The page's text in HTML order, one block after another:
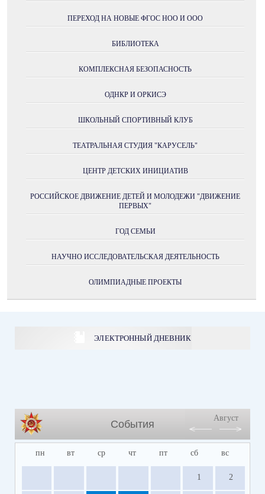
ПЕРЕХОД НА НОВЫЕ ФГОС НОО И ООО
БИБЛИОТЕКА
КОМПЛЕКСНАЯ БЕЗОПАСНОСТЬ
ОДНКР И ОРКИСЭ
ШКОЛЬНЫЙ СПОРТИВНЫЙ КЛУБ
ТЕАТРАЛЬНАЯ СТУДИЯ "КАРУСЕЛЬ"
ЦЕНТР ДЕТСКИХ ИНИЦИАТИВ
РОССИЙСКОЕ ДВИЖЕНИЕ ДЕТЕЙ И МОЛОДЕЖИ "ДВИЖЕНИЕ
ПЕРВЫХ"
ГОД СЕМЬИ
НАУЧНО ИССЛЕДОВАТЕЛЬСКАЯ ДЕЯТЕЛЬНОСТЬ
ОЛИМПИАДНЫЕ ПРОЕКТЫ
ЭЛЕКТРОННЫЙ ДНЕВНИК
События
Август
пн вт ср чт пт сб вс
1 2